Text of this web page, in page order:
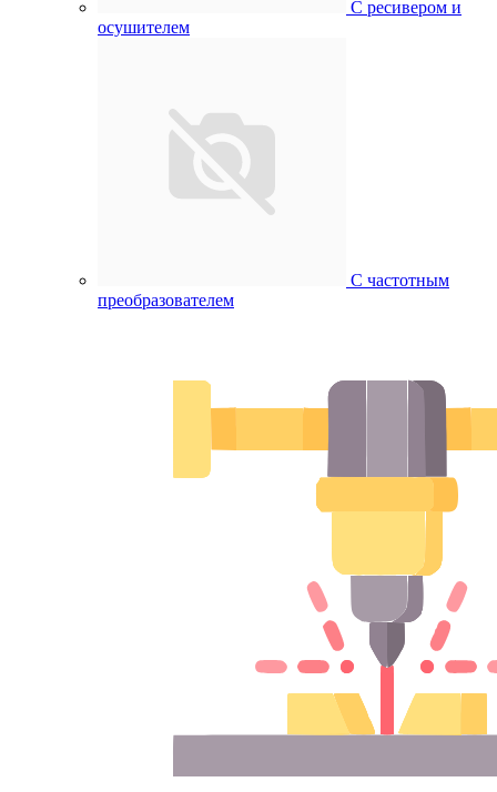
С ресивером и
осушителем
С частотным
преобразователем